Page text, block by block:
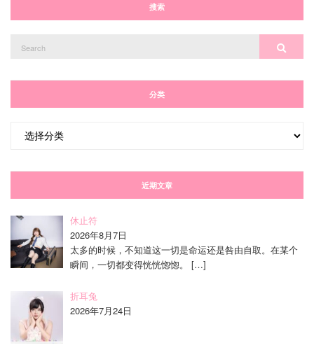
搜索
for:
分类
近期文章
休止符
2026年8月7日
太多的时候，不知道这一切是命运还是咎由自取。在某个
瞬间，一切都变得恍恍惚惚。 […]
折耳兔
2026年7月24日